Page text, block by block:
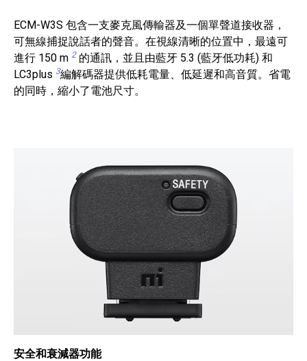
ECM-W3S 包含一支麥克風傳輸器及一個單聲道接收器，
可無線捕捉說話者的聲音。在視線清晰的位置中，最遠可
進行 150 m 2 的通訊，並且由藍牙 5.3 (藍牙低功耗) 和
LC3plus 3編解碼器提供低耗電量、低延遲和高音質。省電
的同時，縮小了電池尺寸。
安全和衰減器功能